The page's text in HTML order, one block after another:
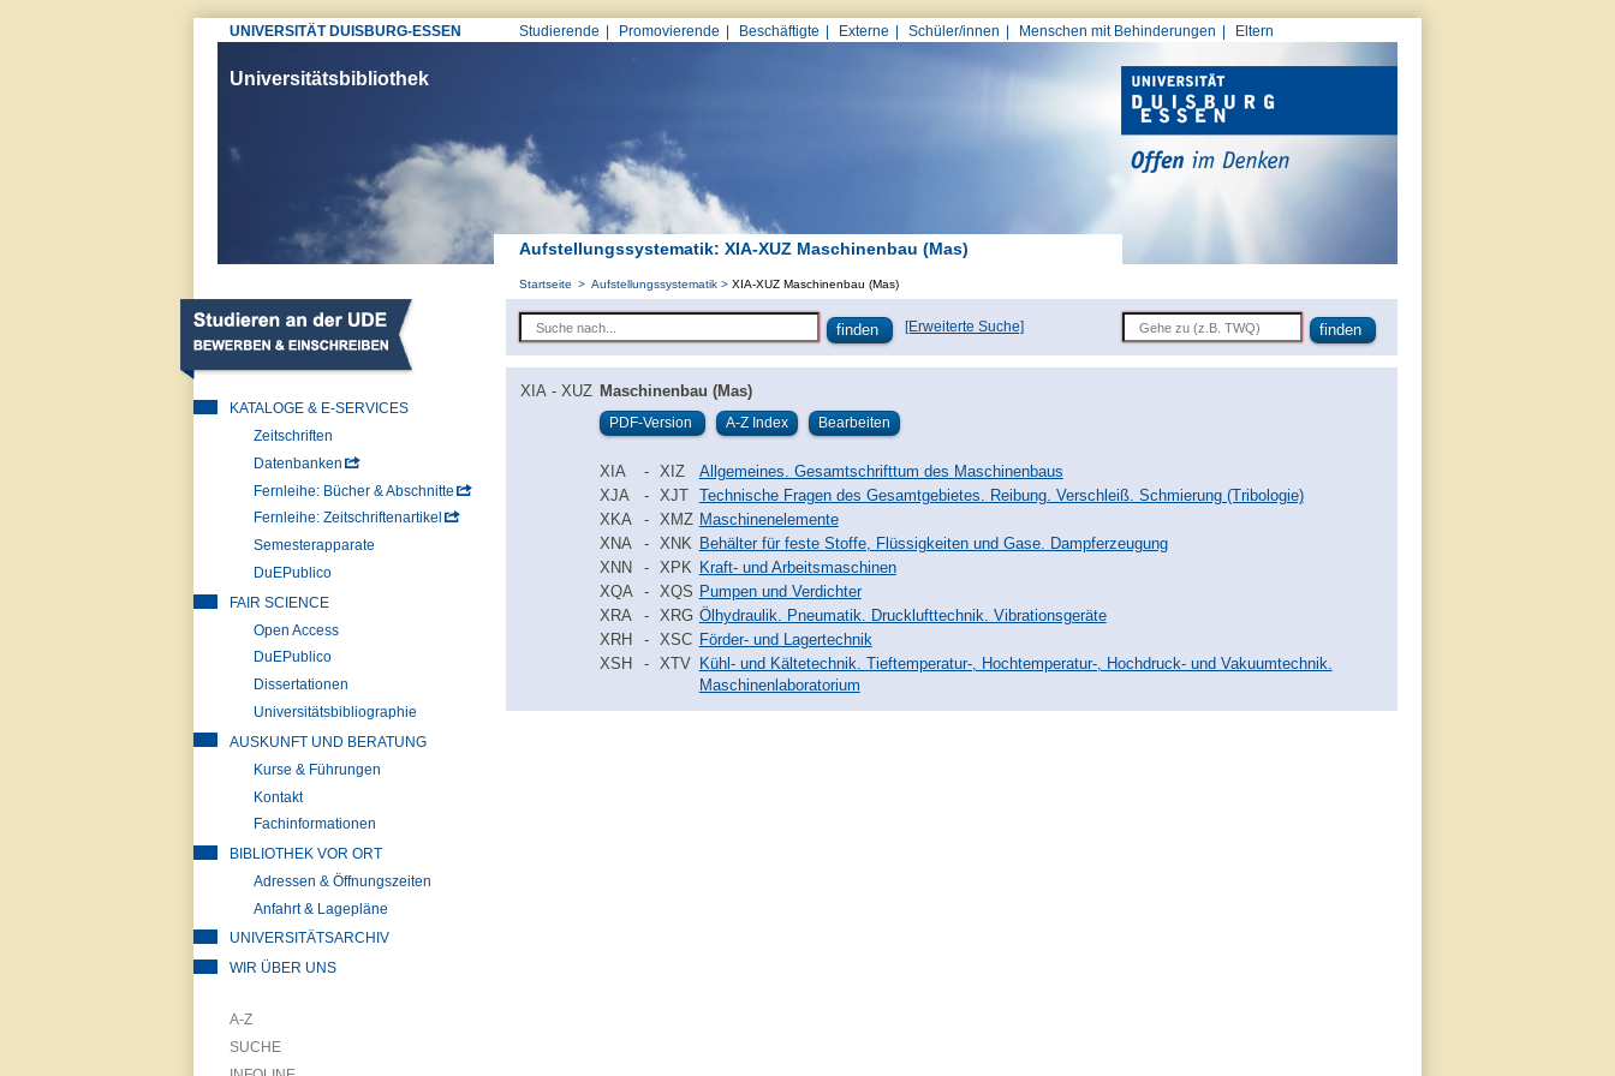
UNIVERSITÄT DUISBURG-ESSEN Studierende Promovierende Beschäftigte Externe Schüler/innen Menschen mit Behinderungen Eltern
Universitätsbibliothek
Aufstellungssystematik: XIA-XUZ Maschinenbau (Mas)
Startseite Aufstellungssystematik XIA-XUZ Maschinenbau (Mas)
KATALOGE & E-SERVICES
Zeitschriften
Datenbanken
Fernleihe: Bücher & Abschnitte
Fernleihe: Zeitschriftenartikel
Semesterapparate
DuEPublico
FAIR SCIENCE
Open Access
DuEPublico
Dissertationen
Universitätsbibliographie
AUSKUNFT UND BERATUNG
Kurse & Führungen
Kontakt
Fachinformationen
BIBLIOTHEK VOR ORT
Adressen & Öffnungszeiten
Anfahrt & Lagepläne
UNIVERSITÄTSARCHIV
WIR ÜBER UNS
A-Z
SUCHE
[Erweiterte Suche]
XIA - XUZ Maschinenbau (Mas)
XIA - XIZ
Allgemeines. Gesamtschrifttum des Maschinenbaus
XJA
- XJT
Technische Fragen des Gesamtgebietes. Reibung. Verschleiß. Schmierung (Tribologie)
XKA
- XMZ Maschinenelemente
XNA
- XNK Behälter für feste Stoffe, Flüssigkeiten und Gase. Dampferzeugung
XNN
- XPK Kraft- und Arbeitsmaschinen
XQA
- XQS Pumpen und Verdichter
XRA
- XRG Ölhydraulik. Pneumatik. Drucklufttechnik. Vibrationsgeräte
XRH
- XSC Förder- und Lagertechnik
XSH
- XTV
Kühl- und Kältetechnik. Tieftemperatur-, Hochtemperatur-, Hochdruck- und Vakuumtechnik.
Maschinenlaboratorium